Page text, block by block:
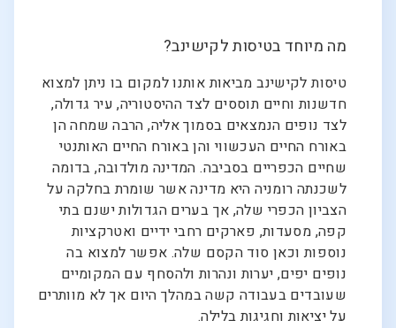
מה מיוחד בטיסות לקישינב?
טיסות לקישינב מביאות אותנו למקום בו ניתן למצוא
חדשנות וחיים תוססים לצד ההיסטוריה, עיר גדולה,
לצד נופים הנמצאים בסמוך אליה, הרבה שמחה הן
באורח החיים העכשווי והן באורח החיים האותנטי
שחיים הכפריים בסביבה. המדינה מולדובה, בדומה
לשכנתה רומניה היא מדינה אשר שומרת בחלקה על
הצביון הכפרי שלה, אך בערים הגדולות ישנם בתי
קפה, מסעדות, פארקים רחבי ידיים ואטרקציות
נוספות וכאן סוד הקסם שלה. אפשר למצוא בה
נופים יפים, יערות ונהרות ולהסחף עם המקומיים
שעובדים בעבודה קשה במהלך היום אך לא מוותרים
על יציאות וחגיגות בלילה.